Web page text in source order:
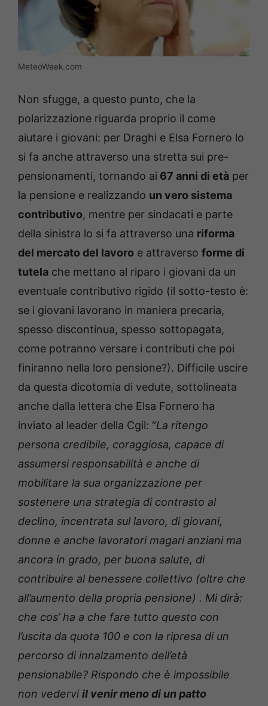
MeteoWeek.com
Non sfugge, a questo punto, che la
polarizzazione riguarda proprio il come
aiutare i giovani: per Draghi e Elsa Fornero lo
si fa anche attraverso una stretta sui pre-
pensionamenti, tornando ai 67 anni di età per
la pensione e realizzando un vero sistema
contributivo, mentre per sindacati e parte
della sinistra lo si fa attraverso una riforma
del mercato del lavoro e attraverso forme di
tutela che mettano al riparo i giovani da un
eventuale contributivo rigido (il sotto-testo è:
se i giovani lavorano in maniera precaria,
spesso discontinua, spesso sottopagata,
come potranno versare i contributi che poi
finiranno nella loro pensione?). Difficile uscire
da questa dicotomia di vedute, sottolineata
anche dalla lettera che Elsa Fornero ha
inviato al leader della Cgil: “La ritengo
persona credibile, coraggiosa, capace di
assumersi responsabilità e anche di
mobilitare la sua organizzazione per
sostenere una strategia di contrasto al
declino, incentrata sul lavoro, di giovani,
donne e anche lavoratori magari anziani ma
ancora in grado, per buona salute, di
contribuire al benessere collettivo (oltre che
all’aumento della propria pensione) . Mi dirà:
che cos’ ha a che fare tutto questo con
l’uscita da quota 100 e con la ripresa di un
percorso di innalzamento dell’età
pensionabile? Rispondo che è impossibile
non vederviil venir meno di un patto